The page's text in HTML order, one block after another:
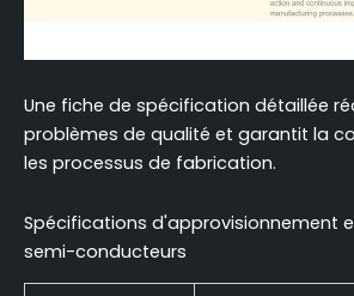
Une fiche de spécification détaillée
problèmes de qualité et garantit la
les processus de fabrication.
Spécifications d'approvisionnement
semi-conducteurs